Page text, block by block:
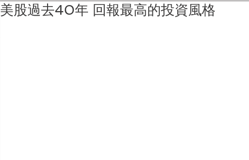
美股過去40年 回報最高的投資風格